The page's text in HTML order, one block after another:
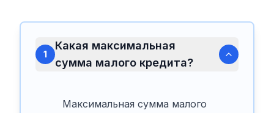
1
Какая максимальная
сумма малого кредита?
Максимальная сумма малого